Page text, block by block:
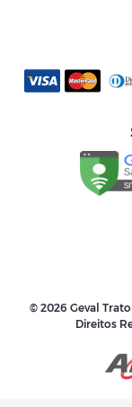
© 2026 Geval
Direitos